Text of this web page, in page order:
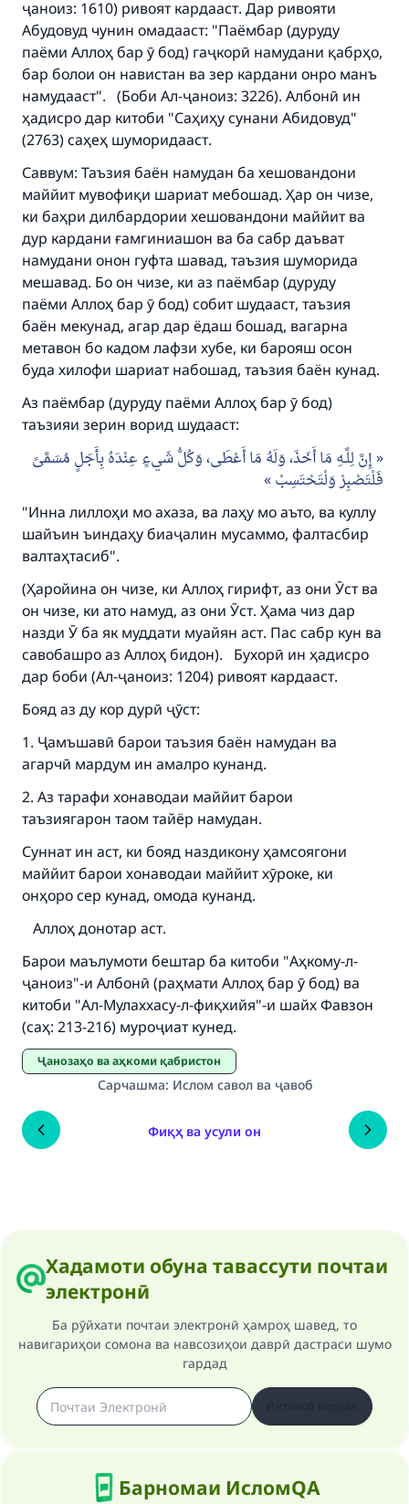
ҷаноиз: 1610) ривоят кардааст. Дар ривояти
Абудовуд чунин омадааст: "Паёмбар (дуруду
паёми Аллоҳ бар ӯ бод) гаҷкорӣ намудани қабрҳо,
бар болои он навистан ва зер кардани онро манъ
намудааст". (Боби Ал-ҷаноиз: 3226). Албонӣ ин
ҳадисро дар китоби "Саҳиҳу сунани Абидовуд"
(2763) саҳеҳ шуморидааст.
Саввум: Таъзия баён намудан ба хешовандони
маййит мувофиқи шариат мебошад. Ҳар он чизе,
ки баҳри дилбардории хешовандони маййит ва
дур кардани ғамгиниашон ва ба сабр даъват
намудани онон гуфта шавад, таъзия шуморида
мешавад. Бо он чизе, ки аз паёмбар (дуруду
паёми Аллоҳ бар ӯ бод) собит шудааст, таъзия
баён мекунад, агар дар ёдаш бошад, вагарна
метавон бо кадом лафзи хубе, ки барояш осон
буда хилофи шариат набошад, таъзия баён кунад.
Аз паёмбар (дуруду паёми Аллоҳ бар ӯ бод)
таъзияи зерин ворид шудааст:
إِنَّ لِلَّـهِ مَا أَخَذَ، وَلَهُ مَا أَعْطَى، وَكُلُّ شَيءٍ عِنْدَهُ بِأَجَلٍ مُسَمَّىً
فَلْتَصْبِرْ وَلْتَحْتَسِبْ
"Инна лиллоҳи мо ахаза, ва лаҳу мо аъто, ва куллу
шайъин ъиндаҳу биаҷалин мусаммо, фалтасбир
валтаҳтасиб".
(Ҳаройина он чизе, ки Аллоҳ гирифт, аз они Ӯст ва
он чизе, ки ато намуд, аз они Ӯст. Ҳама чиз дар
назди Ӯ ба як муддати муайян аст. Пас сабр кун ва
савобашро аз Аллоҳ бидон). Бухорӣ ин ҳадисро
дар боби (Ал-ҷаноиз: 1204) ривоят кардааст.
Бояд аз ду кор дурӣ ҷӯст:
1. Ҷамъшавӣ барои таъзия баён намудан ва
агарчӣ мардум ин амалро кунанд.
2. Аз тарафи хонаводаи маййит барои
таъзиягарон таом тайёр намудан.
Суннат ин аст, ки бояд наздикону ҳамсоягони
маййит барои хонаводаи маййит хӯроке, ки
онҳоро сер кунад, омода кунанд.
Аллоҳ донотар аст.
Барои маълумоти бештар ба китоби "Аҳкому-л-
ҷаноиз"-и Албонӣ (раҳмати Аллоҳ бар ӯ бод) ва
китоби "Ал-Мулаххасу-л-фиқхийя"-и шайх Фавзон
(саҳ: 213-216) муроҷиат кунед.
Ҷанозаҳо ва аҳкоми қабристон
Сарчашма: Ислом савол ва ҷавоб
Фиқҳ ва усули он
Хадамоти обуна тавассути почтаи
электронӣ
Ба рӯйхати почтаи электронӣ ҳамроҳ шавед, то
навигариҳои сомона ва навсозиҳои даврӣ дастраси шумо
гардад
Барномаи ИсломQA